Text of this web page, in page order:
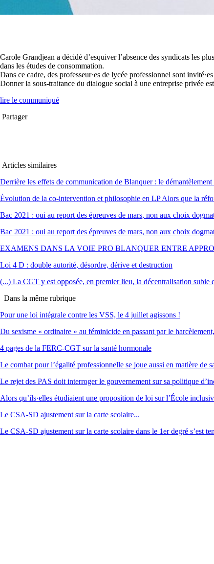
Carole Grandjean a décidé d’esquiver l’absence des syndicats les
dans les études de consommation.
Dans ce cadre, des professeur·es de lycée professionnel sont
Donner la sous-traitance du dialogue social à une entreprise privée
lire le communiqué
Partager
Articles similaires
Derrière les effets de communication de Blanquer : le
Évolution de la co-intervention et philosophie en LP Alors que la
Bac 2021 : oui au report des épreuves de mars, non aux choix
Bac 2021 : oui au report des épreuves de mars, non aux choix
EXAMENS DANS LA VOIE PRO BLANQUER ENTRE
Loi 4 D : double autorité, désordre, dérive et destruction
(...) La CGT y est opposée, en premier lieu, la décentralisation subie
Dans la même rubrique
Pour une loi intégrale contre les VSS, le 4 juillet agissons !
Du sexisme « ordinaire » au féminicide en passant par le
4 pages de la FERC-CGT sur la santé hormonale
Le combat pour l’égalité professionnelle se joue aussi en matière de
Le rejet des PAS doit interroger le gouvernement sur sa politique
Alors qu’ils·elles étudiaient une proposition de loi sur l’École
Le CSA-SD ajustement sur la carte scolaire...
Le CSA-SD ajustement sur la carte scolaire dans le 1er degré s’est